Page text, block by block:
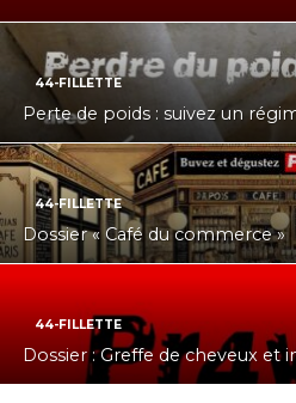
44-FILLETTE
Perte de poids : suivez un
44-FILLETTE
Dossier « Café du commerce »
44-FILLETTE
Dossier : Greffe de cheveux et